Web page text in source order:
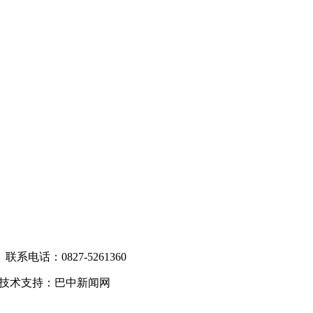
系电话：0827-5261360
术支持：巴中新闻网